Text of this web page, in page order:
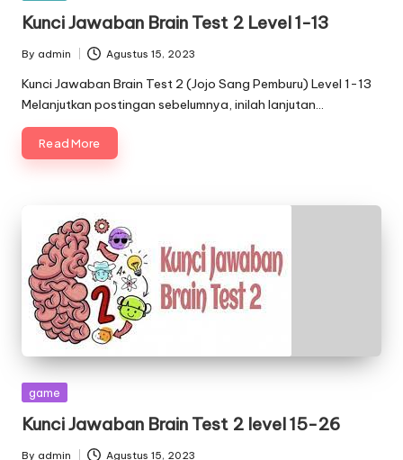
Kunci Jawaban Brain Test 2 Level 1-13
Posted
by
By admin Agustus 15, 2023
Kunci Jawaban Brain Test 2 (Jojo Sang Pemburu) Level 1-13
Melanjutkan postingan sebelumnya, inilah lanjutan…
Read More
Posted
game
Kunci Jawaban Brain Test 2 level 15-26
By admin Agustus 15, 2023